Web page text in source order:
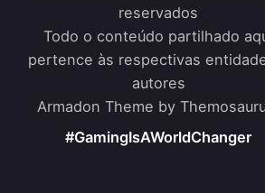
reservados
Todo o conteúdo partilhado
pertence às respectivas
autores
Armadon Theme by
#GamingIsAWorldChanger